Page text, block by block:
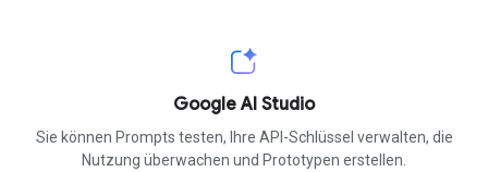
Google AI Studio
Sie können Prompts testen, Ihre API-Schlüssel verwalten, die
Nutzung überwachen und Prototypen erstellen.